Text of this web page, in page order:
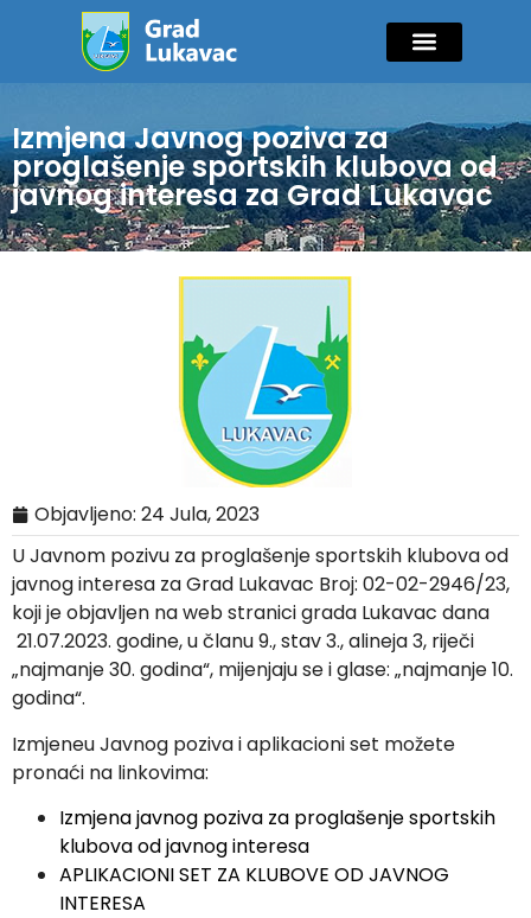
Izmjena Javnog poziva za
proglašenje sportskih klubova od
javnog interesa za Grad Lukavac
Objavljeno: 24 Jula, 2023
U Javnom pozivu za proglašenje sportskih klubova od
javnog interesa za Grad Lukavac Broj: 02-02-2946/23,
koji je objavljen na web stranici grada Lukavac dana
21.07.2023. godine, u članu 9., stav 3., alineja 3, riječi
„najmanje 30. godina“, mijenjaju se i glase: „najmanje 10.
godina“.
Izmjeneu Javnog poziva i aplikacioni set možete
pronaći na linkovima:
Izmjena javnog poziva za proglašenje sportskih
klubova od javnog interesa
APLIKACIONI SET ZA KLUBOVE OD JAVNOG
INTERESA